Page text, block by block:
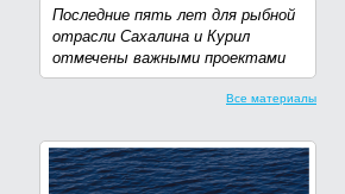
Последние пять лет для рыбной
отрасли Сахалина и Курил
отмечены важными проектами
Все материалы